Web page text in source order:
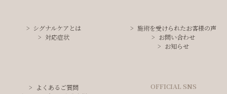
シグナルケアとは
対応症状
施術を受けられたお客様の声
お問い合わせ
お知らせ
よくあるご質問
OFFICIAL SNS